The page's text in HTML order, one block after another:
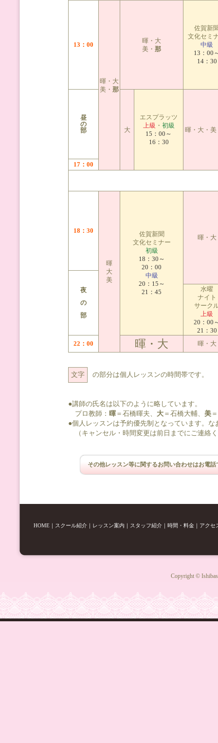
13：00
暉・大
美・ 那
暉・大
美・ 那
佐賀新
文化セミ
中級
13：00
14：30
昼
の
部
暉・大・美
大
エスプラッツ
上級 ・ 初級
15：00～
16：30
17：00
18：30
暉
大
美
佐賀新聞
文化セミナー
初級
18：30～
20：00
中級
20：15～
21：45
暉・大
夜
の
部
水曜
ナイト
サーク
上級
20：00
21：30
22：00
暉・大 暉・大
文字 の部分は個人レッスンの時間帯です。
●講師の氏名は以下のように略しています。
プロ教師： 暉＝石橋暉夫、 大＝石橋大輔、 美
●個人レッスンは予約優先制となっています。
（キャンセル・時間変更は前日までにご連絡
その他レッスン等に関するお問い合わせはお電話
HOME ｜ スクール紹介 ｜ レッスン案内 ｜ スタッフ紹介 ｜ 時間・料金 ｜ アクセ
Copyright ©